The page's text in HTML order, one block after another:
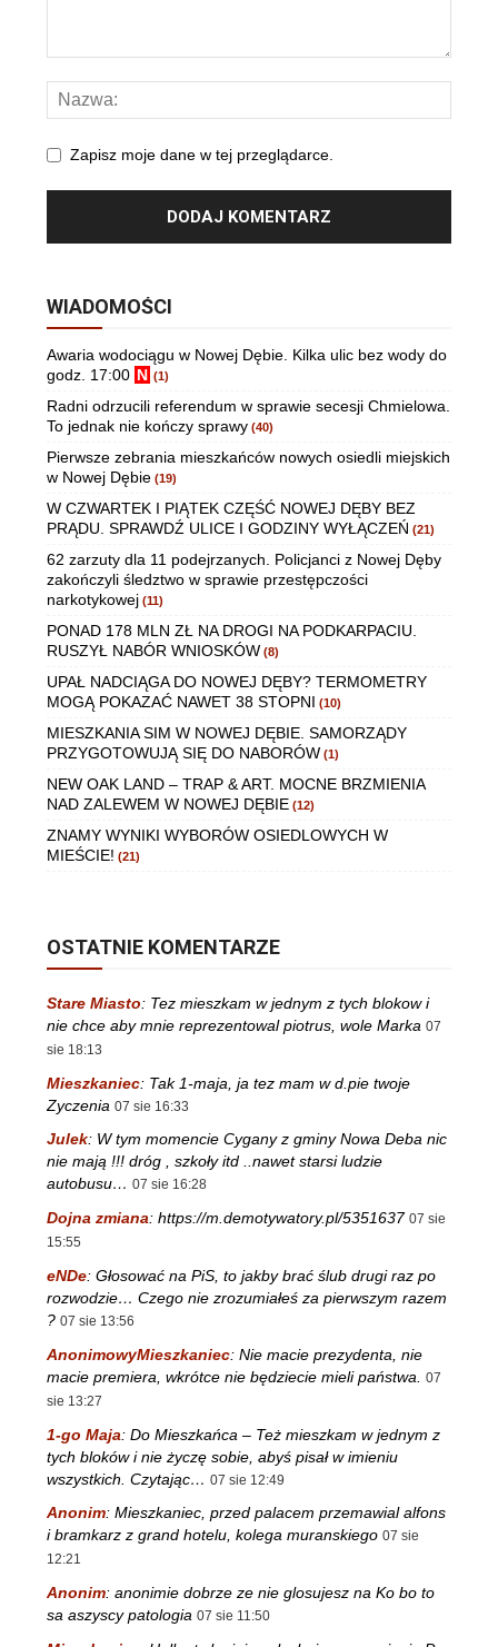
Zapisz moje dane w tej przeglądarce.
WIADOMOŚCI
Awaria wodociągu w Nowej Dębie. Kilka ulic bez wody do
godz. 17:00 N (1)
Radni odrzucili referendum w sprawie secesji Chmielowa.
To jednak nie kończy sprawy (40)
Pierwsze zebrania mieszkańców nowych osiedli miejskich
w Nowej Dębie (19)
W CZWARTEK I PIĄTEK CZĘŚĆ NOWEJ DĘBY BEZ
PRĄDU. SPRAWDŹ ULICE I GODZINY WYŁĄCZEŃ (21)
62 zarzuty dla 11 podejrzanych. Policjanci z Nowej Dęby
zakończyli śledztwo w sprawie przestępczości
narkotykowej (11)
PONAD 178 MLN ZŁ NA DROGI NA PODKARPACIU.
RUSZYŁ NABÓR WNIOSKÓW (8)
UPAŁ NADCIĄGA DO NOWEJ DĘBY? TERMOMETRY
MOGĄ POKAZAĆ NAWET 38 STOPNI (10)
MIESZKANIA SIM W NOWEJ DĘBIE. SAMORZĄDY
PRZYGOTOWUJĄ SIĘ DO NABORÓW (1)
NEW OAK LAND – TRAP & ART. MOCNE BRZMIENIA
NAD ZALEWEM W NOWEJ DĘBIE (12)
ZNAMY WYNIKI WYBORÓW OSIEDLOWYCH W
MIEŚCIE! (21)
OSTATNIE KOMENTARZE
Stare Miasto: Tez mieszkam w jednym z tych blokow i
nie chce aby mnie reprezentowal piotrus, wole Marka 07
sie 18:13
Mieszkaniec: Tak 1-maja, ja tez mam w d.pie twoje
Zyczenia 07 sie 16:33
Julek: W tym momencie Cygany z gminy Nowa Deba nic
nie mają !!! dróg , szkoły itd ..nawet starsi ludzie
autobusu… 07 sie 16:28
Dojna zmiana: https://m.demotywatory.pl/5351637 07 sie
15:55
eNDe: Głosować na PiS, to jakby brać ślub drugi raz po
rozwodzie… Czego nie zrozumiałeś za pierwszym razem
? 07 sie 13:56
AnonimowyMieszkaniec: Nie macie prezydenta, nie
macie premiera, wkrótce nie będziecie mieli państwa.
07
sie 13:27
1-go Maja: Do Mieszkańca – Też mieszkam w jednym z
tych bloków i nie życzę sobie, abyś pisał w imieniu
wszystkich. Czytając… 07 sie 12:49
Anonim: Mieszkaniec, przed palacem przemawial alfons
i bramkarz z grand hotelu, kolega muranskiego 07 sie
12:21
Anonim: anonimie dobrze ze nie glosujesz na Ko bo to
sa aszyscy patologia 07 sie 11:50